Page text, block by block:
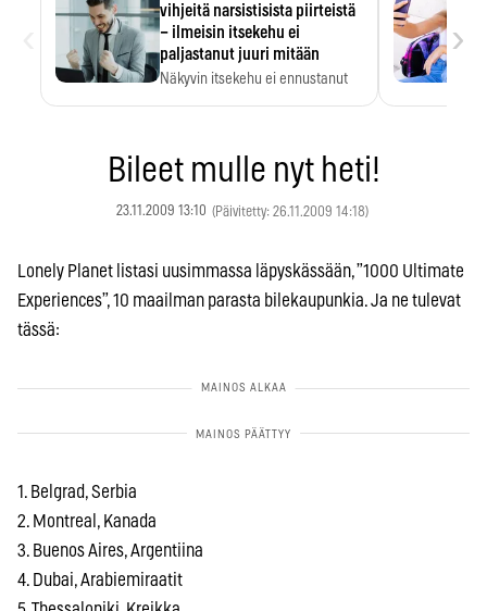
vihjeitä narsistisista piirteistä
– ilmeisin itsekehu ei
paljastanut juuri mitään
Näkyvin itsekehu ei ennustanut
›
Bileet mulle nyt heti!
23.11.2009 13:10 (Päivitetty: 26.11.2009 14:18)
Lonely Planet listasi uusimmassa läpyskässään, ”1000 Ultimate
Experiences”, 10 maailman parasta bilekaupunkia. Ja ne tulevat
tässä:
1. Belgrad, Serbia
2. Montreal, Kanada
3. Buenos Aires, Argentiina
4. Dubai, Arabiemiraatit